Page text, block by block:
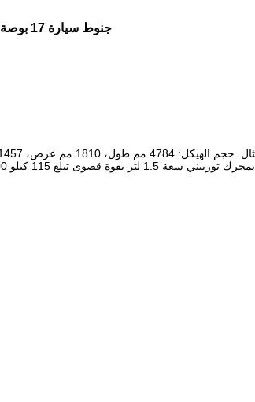
نظام فرامل عالي الأداء BBK لمرسيدس بنز الفئة C W204 جنوط سيارة 17 بوصة طقم فرامل أمامي 4 مكبس نظام فرامل أوتوماتيكي